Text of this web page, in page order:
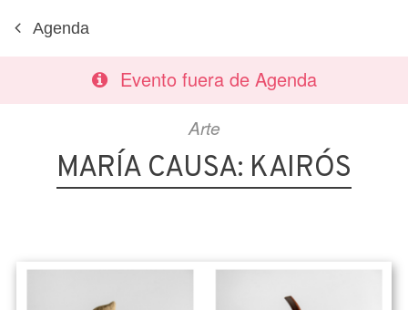
Agenda
Evento fuera de Agenda
Arte
MARÍA CAUSA: KAIRÓS